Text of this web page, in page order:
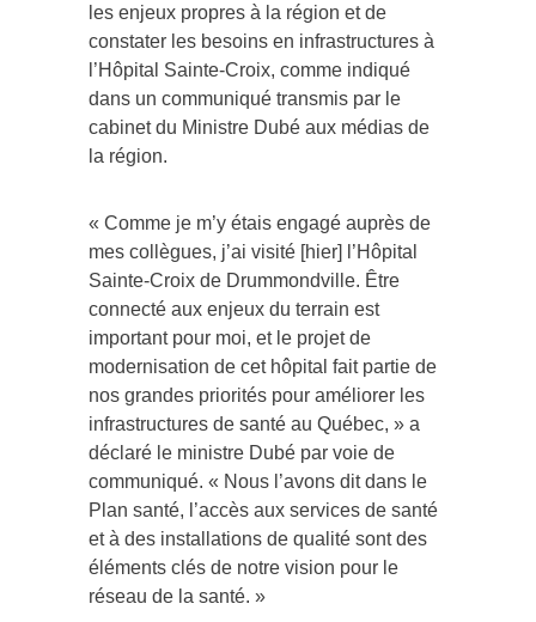
les enjeux propres à la région et de
constater les besoins en infrastructures à
l’Hôpital Sainte-Croix, comme indiqué
dans un communiqué transmis par le
cabinet du Ministre Dubé aux médias de
la région.
« Comme je m’y étais engagé auprès de
mes collègues, j’ai visité [hier] l’Hôpital
Sainte-Croix de Drummondville. Être
connecté aux enjeux du terrain est
important pour moi, et le projet de
modernisation de cet hôpital fait partie de
nos grandes priorités pour améliorer les
infrastructures de santé au Québec, » a
déclaré le ministre Dubé par voie de
communiqué. « Nous l’avons dit dans le
Plan santé, l’accès aux services de santé
et à des installations de qualité sont des
éléments clés de notre vision pour le
réseau de la santé. »